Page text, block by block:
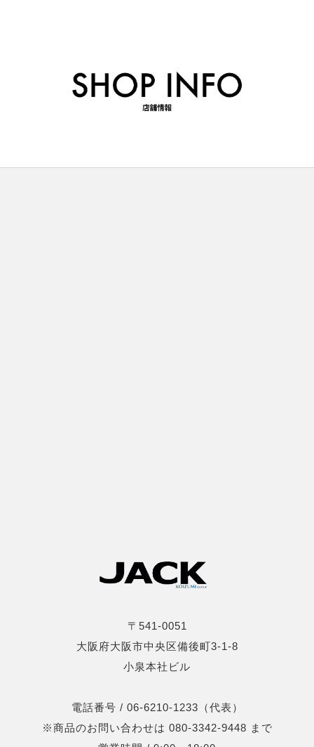
〒541-0051
大阪府大阪市中央区備後町3-1-8
小泉本社ビル
電話番号 / 06-6210-1233（代表）
※商品のお問い合わせは 080-3342-9448 まで